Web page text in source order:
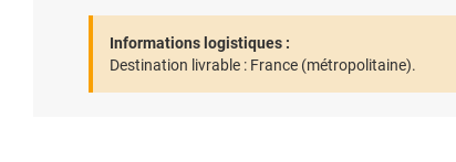
Informations logistiques :
Destination livrable : France (métropolitaine).